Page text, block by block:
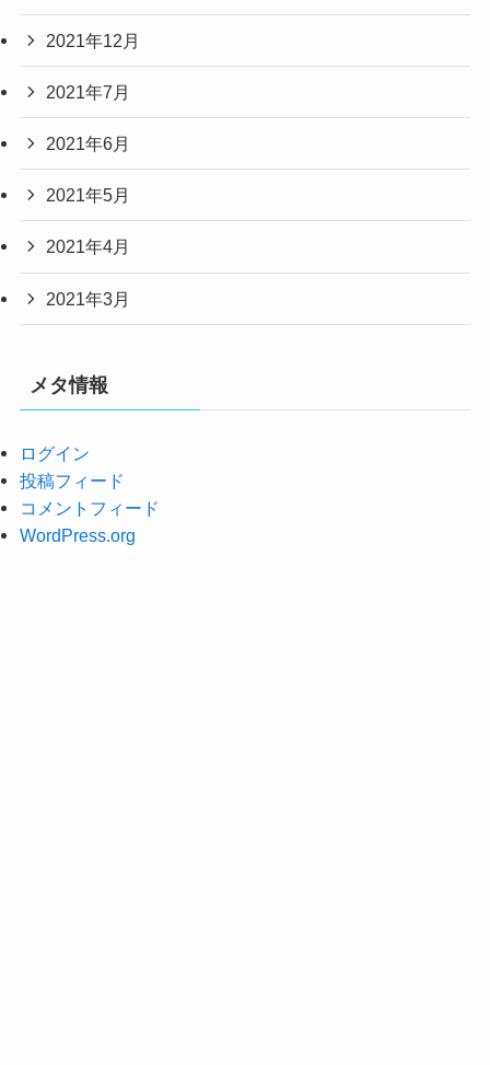
2021年12月
2021年7月
2021年6月
2021年5月
2021年4月
2021年3月
メタ情報
ログイン
投稿フィード
コメントフィード
WordPress.org